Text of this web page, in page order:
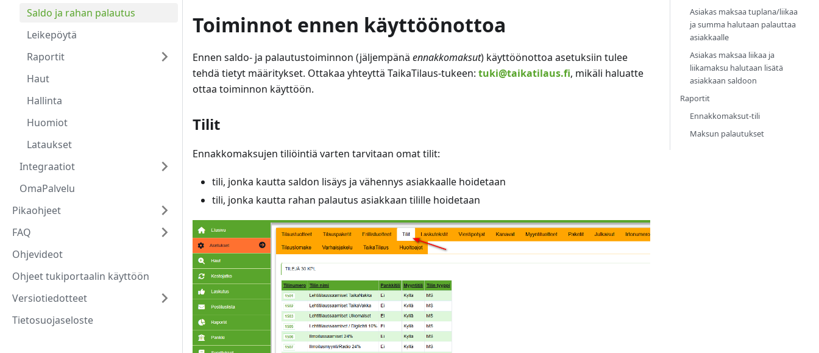
Saldo ja rahan palautus
Leikepöytä
Raportit
Haut
Hallinta
Huomiot
Lataukset
Integraatiot
OmaPalvelu
Pikaohjeet
FAQ
Ohjevideot
Ohjeet tukiportaalin käyttöön
Versiotiedotteet
Tietosuojaseloste
Toiminnot ennen käyttöönottoa
Ennen saldo- ja palautustoiminnon (jäljempänä ennakkomaksut) käyttöönottoa asetuksiin tulee
tehdä tietyt määritykset. Ottakaa yhteyttä TaikaTilaus-tukeen: tuki@taikatilaus.fi, mikäli haluatte
ottaa toiminnon käyttöön.
Tilit
Ennakkomaksujen tiliöintiä varten tarvitaan omat tilit:
tili, jonka kautta saldon lisäys ja vähennys asiakkaalle hoidetaan
tili, jonka kautta rahan palautus asiakkaan tilille hoidetaan
Asiakas maksaa tuplana/liikaa
ja summa halutaan palauttaa
asiakkaalle
Asiakas maksaa liikaa ja
liikamaksu halutaan lisätä
asiakkaan saldoon
Raportit
Ennakkomaksut-tili
Maksun palautukset